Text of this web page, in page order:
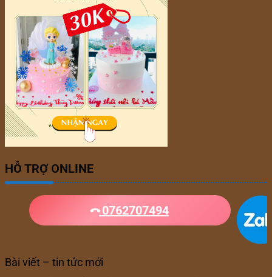
HỖ TRỢ ONLINE
0762707494
Bài viết – tin tức mới